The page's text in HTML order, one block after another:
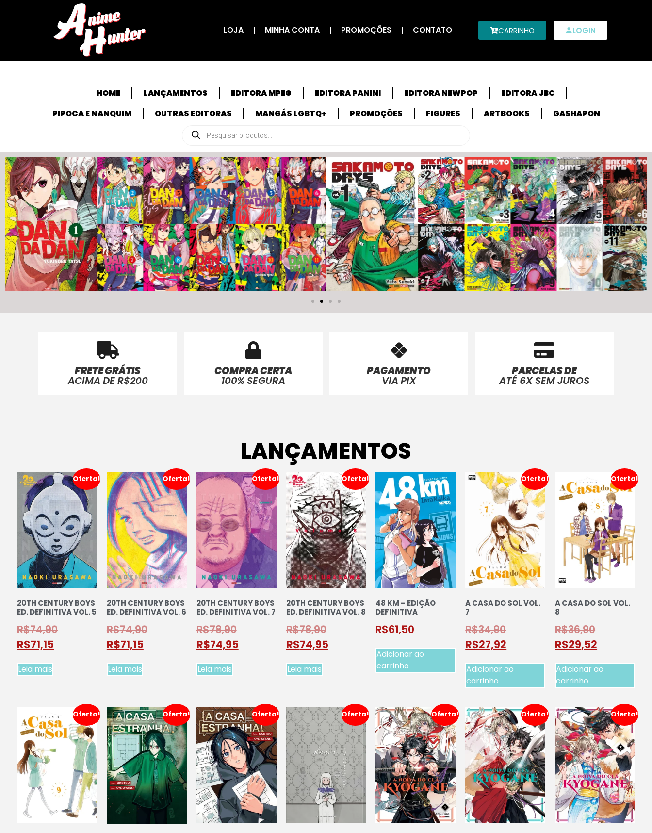
LOJA MINHA CONTA PROMOÇÕES CONTATO CARRINHO LOGIN
HOME LANÇAMENTOS EDITORA MPEG EDITORA PANINI EDITORA NEWPOP
EDITORA JBC
PIPOCA E NANQUIM
OUTRAS EDITORAS MANGÁS LGBTQ+ PROMOÇÕES FIGURES ARTBOOKS GASHAPON
FRETE GRÁTIS
ACIMA DE R$200
COMPRA CERTA
100% SEGURA
PAGAMENTO
VIA PIX
PARCELAS DE
ATÉ 6X SEM JUROS
LANÇAMENTOS
Oferta!
20TH CENTURY BOYS
ED. DEFINITIVA VOL. 5
R$74,90
R$71,15
Leia mais
Oferta!
20TH CENTURY BOYS
ED. DEFINITIVA VOL. 6
R$74,90
R$71,15
Leia mais
Oferta!
20TH CENTURY BOYS
ED. DEFINITIVA VOL. 7
R$78,90
R$74,95
Leia mais
Oferta!
20TH CENTURY BOYS
ED. DEFINITIVA VOL. 8
R$78,90
R$74,95
Leia mais
48 KM – EDIÇÃO
DEFINITIVA
R$61,50
Adicionar ao
carrinho
Oferta!
A CASA DO SOL VOL.
7
R$34,90
R$27,92
Adicionar ao
carrinho
Oferta!
A CASA DO SOL VOL.
8
R$36,90
R$29,52
Adicionar ao
carrinho
Oferta! Oferta! Oferta! Oferta! Oferta! Oferta! Oferta!